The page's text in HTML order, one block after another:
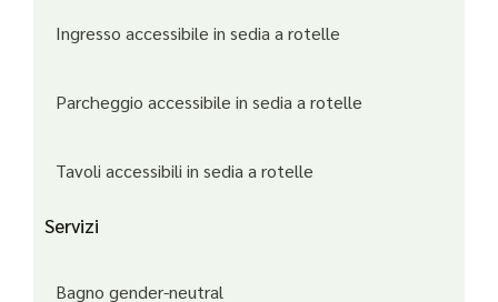
Ingresso accessibile in sedia a rotelle
Parcheggio accessibile in sedia a rotelle
Tavoli accessibili in sedia a rotelle
Servizi
Bagno gender-neutral